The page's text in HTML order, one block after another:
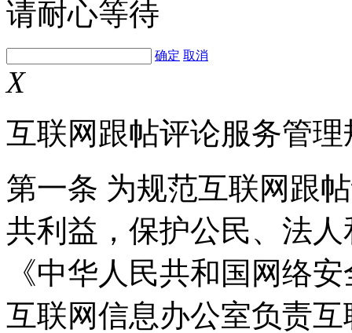
请耐心等待
确定 取消
X
互联网跟帖评论服务管理
第一条 为规范互联网跟
共利益，保护公民、法
《中华人民共和国网络
互联网信息办公室负责